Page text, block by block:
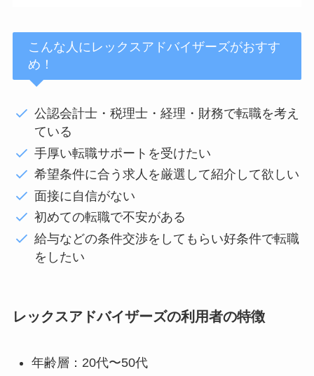
こんな人にレックスアドバイザーズがおすす
め！
公認会計士・税理士・経理・財務で転職を考え
ている
手厚い転職サポートを受けたい
希望条件に合う求人を厳選して紹介して欲しい
面接に自信がない
初めての転職で不安がある
給与などの条件交渉をしてもらい好条件で転職
をしたい
レックスアドバイザーズの利用者の特徴
年齢層：20代〜50代